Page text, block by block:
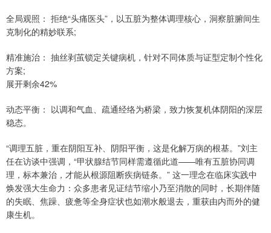
全局观照： 拒绝“头痛医头”，以五脏为整体调理核心，洞察脏腑间生
克制化的精妙联系;
精准施治： 抽丝剥茧锁定关键病机，针对不同体质与证型定制个性化
方案;
展开剩余42%
动态平衡： 以调和气血、疏通经络为桥梁，致力恢复机体阴阳的深层
稳态。
“调理五脏，重在阴阳互补、阴阳平衡，这是化解万病的根基。”刘主
任在访谈中强调，“甲状腺结节同样需遵循此道——唯有五脏协同调
理，标本兼治，才能从根源阻断疾病链条。” 这一理念在临床实践中
焕发强大生命力：众多患者见证结节缩小乃至消散的同时，长期伴随
的失眠、焦躁、疲惫等全身症状也如潮水般退去，重获由内而外的健
康生机。